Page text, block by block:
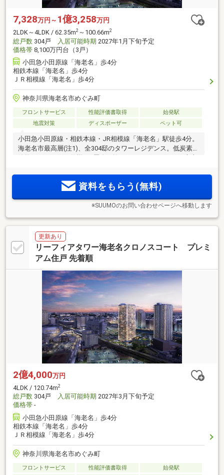
7,328万円～ 1億3,258万円
2LDK～4LDK / 62.35m2 ～100.66m2
総戸数 304戸 入居可能時期 2027年1月下旬予定
価格帯 8,100万円台（3戸）
小田急小田原線「海老名」歩4分
相鉄本線「海老名」歩4分
ＪＲ相模線「海老名」歩4分
神奈川県海老名市めぐみ町
フロントサービス 性能評価書取得
始発駅
地震対策
ディスポーザー ペット可
小田急小田原線・相鉄本線・JR相模線「海老名」駅徒歩4分。
海老名市最高層(注1)、全304邸のタワーレジデンス。低炭素建
ならではの多彩な共用部。3.5ha超の駅間開発「ViNA
GARDENS」の集大成レジデンス資料をもらう(無料)
※SUUMOのお問い合わせページへ移動します
更新あり
リーフィアタワー海老名クロノスコート プレミ
アム住戸 先着順
2億4,000万円
4LDK / 120.74m2
総戸数 304戸 入居可能時期 2027年3月下旬予定
価格帯 -
小田急小田原線「海老名」歩4分
相鉄本線「海老名」歩4分
ＪＲ相模線「海老名」歩4分
神奈川県海老名市めぐみ町
フロントサービス 性能評価書取得
始発駅